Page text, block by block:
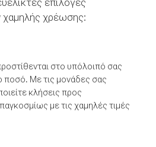
χρέωσης:
στο υπόλοιπό σας
ποσό. Με τις μονάδες σας
κλήσεις προς
με τις χαμηλές τιμές